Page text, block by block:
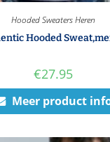
Hooded Sweaters Heren
Hooded
€27.95
Meer product